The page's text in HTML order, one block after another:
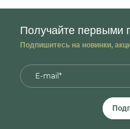
Получайте первыми
Подпишитесь на новинки,